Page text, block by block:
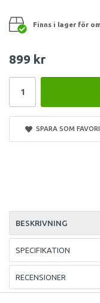
Finns i lager för
899 kr
SPARA SOM
BESKRIVNING
SPECIFIKATION
RECENSIONER